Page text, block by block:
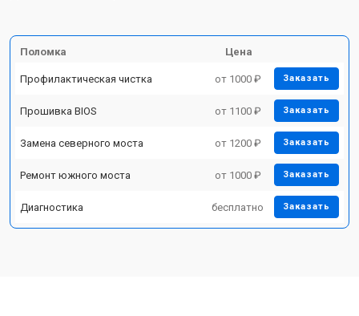
Поломка Цена
Профилактическая чистка от 1000 ₽ Заказать
Прошивка BIOS от 1100 ₽ Заказать
Замена северного моста от 1200 ₽ Заказать
Ремонт южного моста от 1000 ₽ Заказать
Диагностика бесплатно Заказать